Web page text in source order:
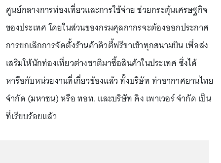
ศูนย์กลางการท่องเที่ยวและการใช้จ่าย ช่วยกระตุ้นเศรษฐกิจ
ของประเทศ โดยในส่วนของกรมศุลกากรจะต้องออกประกาศ
การยกเลิกการจัดตั้งร้านค้าดิวตี้ฟรีขาเข้าทุกสนามบิน เพื่อส่ง
เสริมให้นักท่องเที่ยวต่างชาติมาซื้อสินค้าในประเทศ ซึ่งได้
หารือกับหน่วยงานที่เกี่ยวข้องแล้ว ทั้งบริษัท ท่าอากาศยานไทย
จำกัด (มหาชน) หรือ ทอท. และบริษัท คิง เพาเวอร์ จำกัด เป็น
ที่เรียบร้อยแล้ว